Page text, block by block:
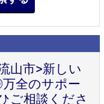
山市>新しい
全のサポー
ご相談くださ